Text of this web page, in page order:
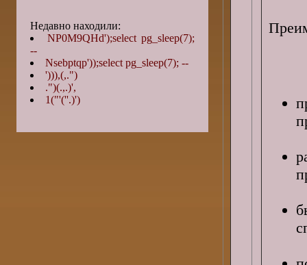
Недавно находили:
NP0M9QHd');select pg_sleep(7);
--
Nsebptqp'));select pg_sleep(7); --
'))),(,.")
.")(.,.)',
1("'(''.)')